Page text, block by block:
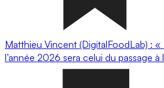
Matthieu Vincent (DigitalFoodLab) :
l’année 2026 sera celui du passage à